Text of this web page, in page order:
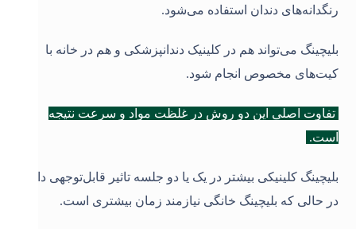
رنگدانه‌های دندان استفاده می‌شود.
بلیچینگ می‌تواند هم در کلینیک دندانپزشکی و هم در خانه با
کیت‌های مخصوص انجام شود.
تفاوت اصلی این دو روش در غلظت مواد و سرعت نتیجه
است.
بلیچینگ کلینیکی بیشتر در یک یا دو جلسه تاثیر قابل‌توجهی دارد،
در حالی که بلیچینگ خانگی نیازمند زمان بیشتری است.